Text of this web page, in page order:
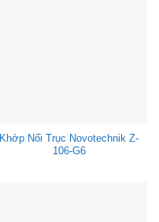
Khớp Nối Trục Novotechnik Z-
106-G6